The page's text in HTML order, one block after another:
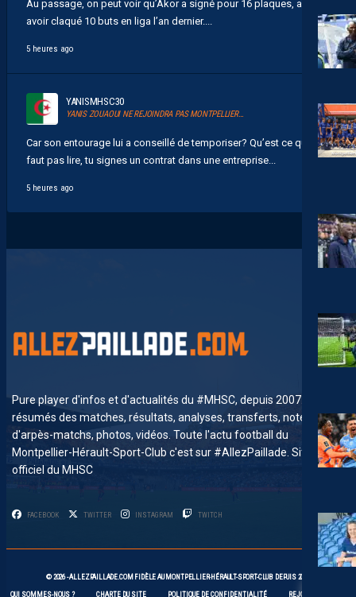
Au passage, on peut voir qu’Akor a signé pour 16 plaques, après
avoir claqué 10 buts en liga l’an dernier....
5 heures ago
YANISMHSC30
YANIS ZOUAOUI NE REJOINDRA PAS MONTPELLIER…
Car son entourage lui a conseillé de temporiser? Qu’est ce qu’il
faut pas lire, tu signes un contrat dans une entreprise...
5 heures ago
Pure player d'infos et d'actualités du #MHSC, depuis 2007. News,
résumés des matches, résultats, analyses, transferts, notes
d'arpès-matchs, photos, vidéos. Toute l'actu football du
Montpellier-Hérault-Sport-Club c'est sur #AllezPaillade. Site non-
officiel du MHSC
FACEBOOK TWITTER INSTAGRAM TWITCH
© 2026 -ALLEZPAILLADE.COM FIDÈLE AUMONTPELLIER-HÉRAULT-SPORT-CLUB DEPUIS 2007
QUI SOMMES-NOUS ? CHARTE DU SITE POLITIQUE DE CONFIDENTIALITÉ REJOIGNEZ-NOUS !